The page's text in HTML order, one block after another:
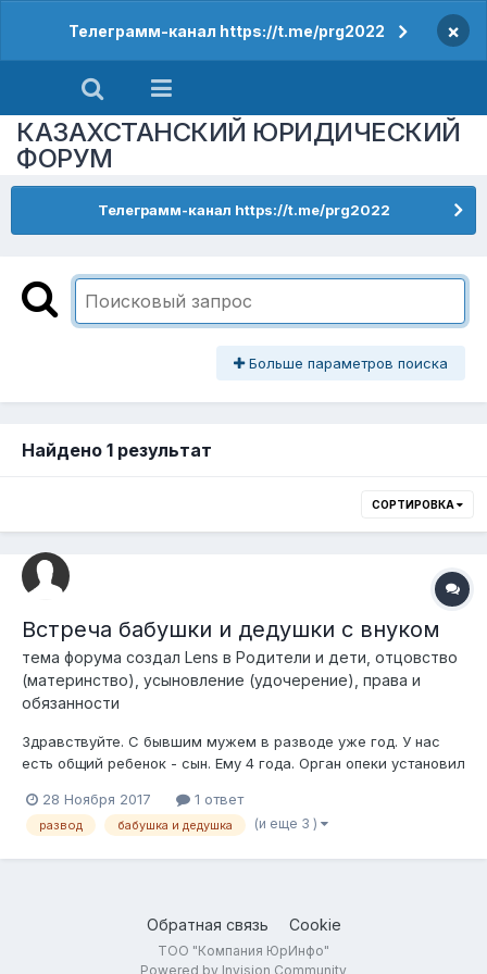
Телеграмм-канал https://t.me/prg2022 ×
КАЗАХСТАНСКИЙ ЮРИДИЧЕСКИЙ
ФОРУМ
Телеграмм-канал https://t.me/prg2022
Больше параметров поиска
Найдено 1 результат
СОРТИРОВКА
Встреча бабушки и дедушки с внуком
тема форума создал Lens в Родители и дети, отцовство
(материнство), усыновление (удочерение), права и
обязанности
Здравствуйте. С бывшим мужем в разводе уже год. У нас
есть общий ребенок - сын. Ему 4 года. Орган опеки установил
работаю, у меня есть квартира. И я нормально обеспечиваю
ребенка. Отец оплачивает алименты, которые я собираю для
28 Ноября 2017 1 ответ
развод бабушка и дедушка (и еще 3 )
Обратная связь Cookie
ТОО "Компания ЮрИнфо"
Powered by Invision Community